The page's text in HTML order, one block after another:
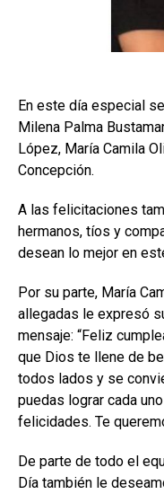
En este día especial
Milena Palma
López, María Camila
Concepción.
A las felicitaciones
hermanos, tíos y
desean lo mejor en
Por su parte, María
allegadas le expresó
mensaje: “Feliz
que Dios te llene de
todos lados y se
puedas lograr cada
felicidades. Te
De parte de todo el
Día también le